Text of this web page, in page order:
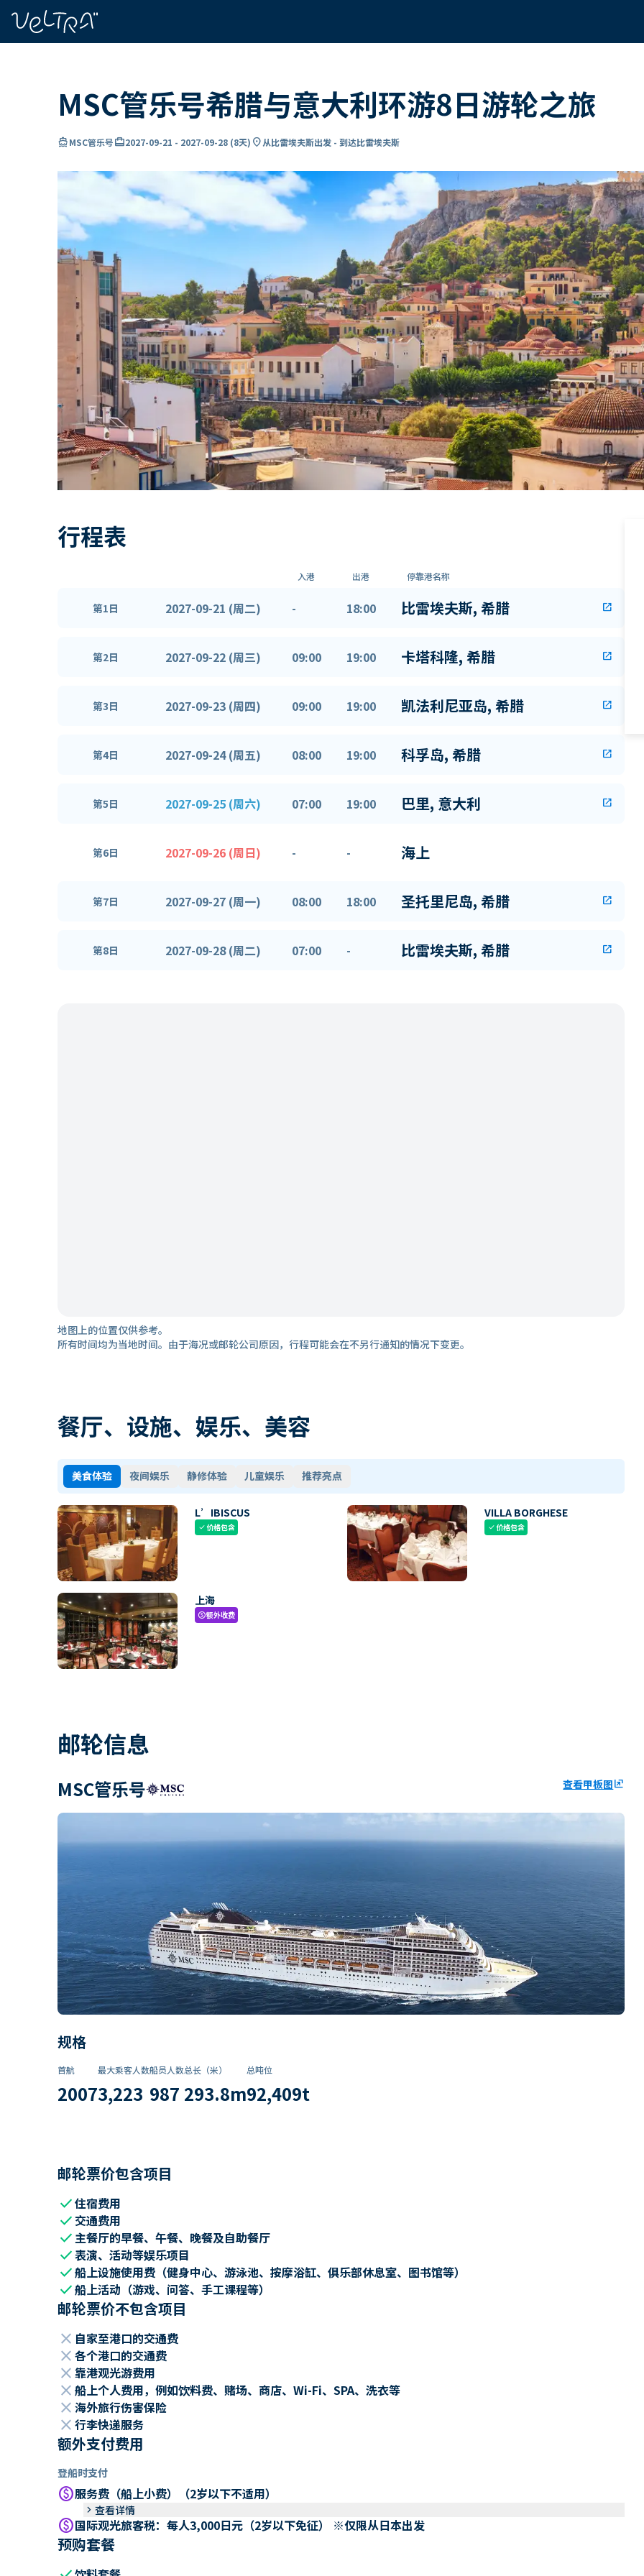
MSC管乐号希腊与意大利环游8日游轮之旅
directions_boatMSC管乐号card_travel2027-09-21 - 2027-09-28 (8天) location_on从比雷埃夫斯出发 - 到达比雷埃夫斯
行程表
入港 出港 停靠港名称
第1日 2027-09-21 (周二) - 18:00 比雷埃夫斯, 希腊 open_in_new
第2日 2027-09-22 (周三) 09:00 19:00 卡塔科隆, 希腊 open_in_new
第3日 2027-09-23 (周四) 09:00 19:00 凯法利尼亚岛, 希腊 open_in_new
第4日 2027-09-24 (周五) 08:00 19:00 科孚岛, 希腊 open_in_new
第5日 2027-09-25 (周六) 07:00 19:00 巴里, 意大利 open_in_new
第6日 2027-09-26 (周日) - - 海上
第7日 2027-09-27 (周一) 08:00 18:00 圣托里尼岛, 希腊 open_in_new
第8日 2027-09-28 (周二) 07:00 - 比雷埃夫斯, 希腊 open_in_new
地图上的位置仅供参考。
所有时间均为当地时间。由于海况或邮轮公司原因，行程可能会在不另行通知的情况下变更。
餐厅、设施、娱乐、美容
美食体验 夜间娱乐 静修体验 儿童娱乐 推荐亮点
L’IBISCUS
check价格包含
VILLA BORGHESE
check价格包含
上海
paid额外收费
邮轮信息
MSC管乐号 查看甲板图ungroup
规格
首航
2007
最大乘客人数
3,223
船员人数
987
总长（米）
293.8m
总吨位
92,409t
邮轮票价包含项目
check住宿费用
check 交通费用
check主餐厅的早餐、午餐、晚餐及自助餐厅
check表演、活动等娱乐项目
check船上设施使用费（健身中心、游泳池、按摩浴缸、俱乐部休息室、图书馆等）
check船上活动（游戏、问答、手工课程等）
邮轮票价不包含项目
close 自家至港口的交通费
close 各个港口的交通费
close 靠港观光游费用
close 船上个人费用，例如饮料费、赌场、商店、Wi-Fi、SPA、洗衣等
close 海外旅行伤害保险
close 行李快递服务
额外支付费用
登船时支付
paid服务费（船上小费）（2岁以下不适用）
keyboard_arrow_right 查看详情
paid国际观光旅客税：每人3,000日元（2岁以下免征） ※仅限从日本出发
预购套餐